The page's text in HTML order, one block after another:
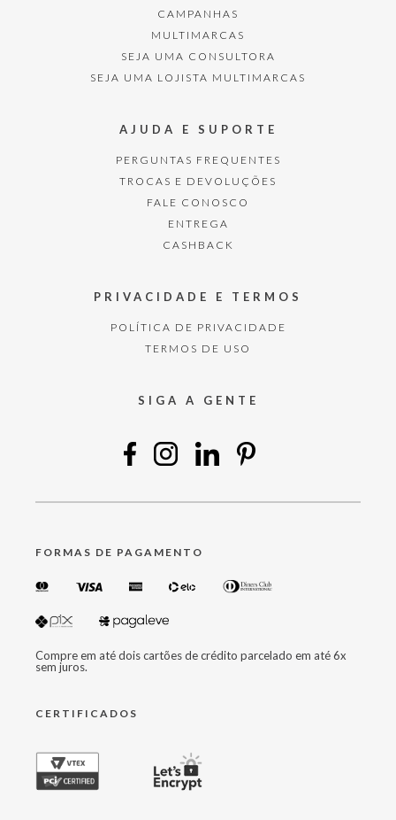
CAMPANHAS
MULTIMARCAS
SEJA UMA CONSULTORA
SEJA UMA LOJISTA MULTIMARCAS
AJUDA E SUPORTE
PERGUNTAS FREQUENTES
TROCAS E DEVOLUÇÕES
FALE CONOSCO
ENTREGA
CASHBACK
PRIVACIDADE E TERMOS
POLÍTICA DE PRIVACIDADE
TERMOS DE USO
SIGA A GENTE
FORMAS DE PAGAMENTO
Compre em até dois cartões de crédito parcelado em até 6x
sem juros.
CERTIFICADOS